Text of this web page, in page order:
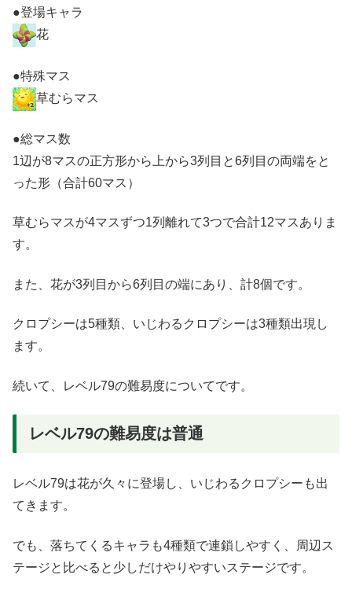
●登場キャラ
花
●特殊マス
草むらマス
●総マス数
1辺が8マスの正方形から上から3列目と6列目の両端をと
った形（合計60マス）
草むらマスが4マスずつ1列離れて3つで合計12マスありま
す。
また、花が3列目から6列目の端にあり、計8個です。
クロプシーは5種類、いじわるクロプシーは3種類出現し
ます。
続いて、レベル79の難易度についてです。
レベル79の難易度は普通
レベル79は花が久々に登場し、いじわるクロプシーも出
てきます。
でも、落ちてくるキャラも4種類で連鎖しやすく、周辺ス
テージと比べると少しだけやりやすいステージです。